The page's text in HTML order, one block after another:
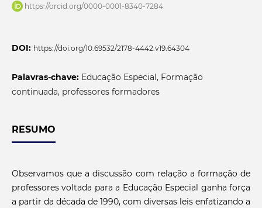
https://orcid.org/0000-0001-8340-7284
DOI: https://doi.org/10.69532/2178-4442.v19.64304
Palavras-chave: Educação Especial, Formação
continuada, professores formadores
RESUMO
Observamos que a discussão com relação a formação de
professores voltada para a Educação Especial ganha força
a partir da década de 1990, com diversas leis enfatizando a